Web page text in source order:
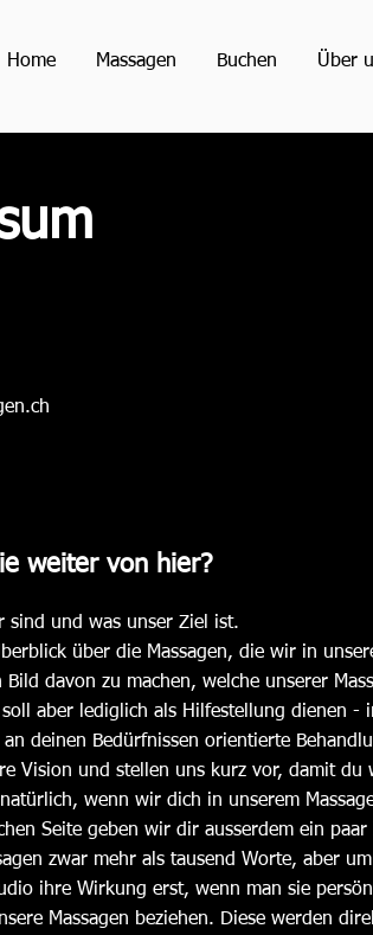
Home Massagen Buchen Über
weiter von hier?
sind und was unser Ziel ist.
über die Massagen, die wir in
davon zu machen, welche unserer
aber lediglich als Hilfestellung dienen -
deinen Bedürfnissen orientierte
Vision und stellen uns kurz vor, damit du
wenn wir dich in unserem
Seite geben wir dir ausserdem ein paar
zwar mehr als tausend Worte, aber
ihre Wirkung erst, wenn man sie
Massagen beziehen. Diese werden